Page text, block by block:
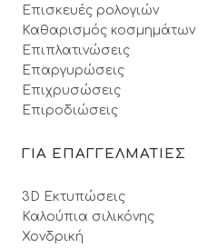
Επισκευές ρολογιών
Καθαρισμός κοσμημάτων
Επιπλατινώσεις
Επαργυρώσεις
Επιχρυσώσεις
Επιροδιώσεις
ΓΙΑ ΕΠΑΓΓΕΛΜΑΤΙΕΣ
3D Εκτυπώσεις
Καλούπια σιλικόνης
Χονδρική